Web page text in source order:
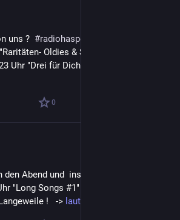
uns ? #radiohaspe
Oldies & Seltenes" >> 22 Uhr
Uhr "Drei für Dich" Juni-Replay   ->
0
"Long Songs #1" Zwei Stunden wirklich
!   -> laut.fm/radiohaspe